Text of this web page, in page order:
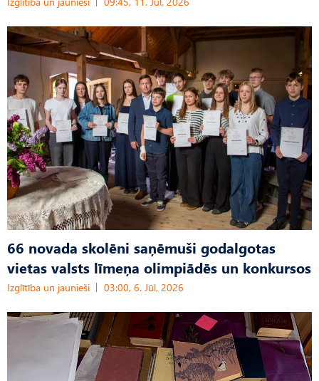
66 novada skolēni saņēmuši godalgotas
vietas valsts līmeņa olimpiādēs un konkursos
Izglītība un jaunieši 03:00, 6. Jūl, 2026